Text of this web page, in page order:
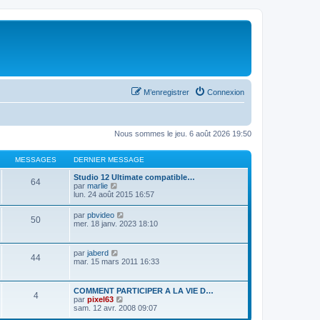
Connexion
M’enregistrer
Nous sommes le jeu. 6 août 2026 19:50
MESSAGES DERNIER MESSAGE
64
Studio 12 Ultimate compatible…
par marlie
o
r
l
e
e
n
e
r
m
e
s
lun. 24 août 2015 16:57
50 par pbvideo
o
e
d
r
n
e
r
mer. 18 janv. 2023 18:10
44 par jaberd
o
l
e
d
e
mar. 15 mars 2011 16:33
4
COMMENT PARTICIPER A LA VIE D…
par pixel63
o
sam. 12 avr. 2008 09:07